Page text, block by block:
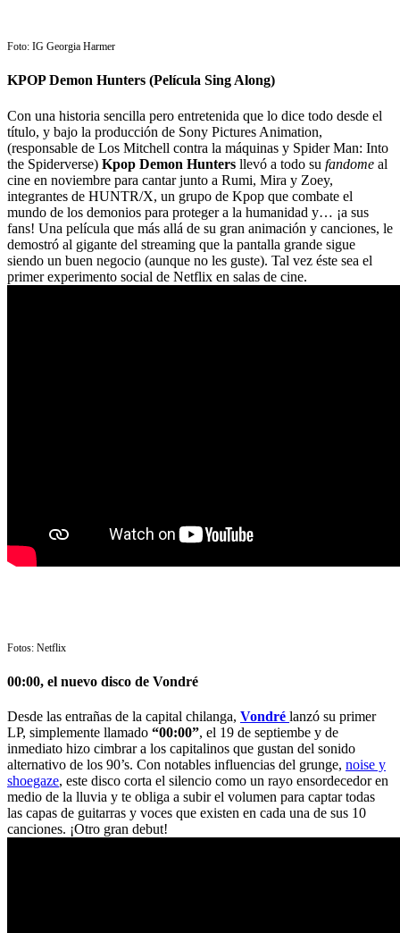
Foto: IG Georgia Harmer
KPOP Demon Hunters (Película Sing Along)
Con una historia sencilla pero entretenida que lo dice todo desde el
título, y bajo la producción de Sony Pictures Animation,
(responsable de Los Mitchell contra la máquinas y Spider Man: Into
the Spiderverse) Kpop Demon Hunters llevó a todo su fandome al
cine en noviembre para cantar junto a Rumi, Mira y Zoey,
integrantes de HUNTR/X, un grupo de Kpop que combate el
mundo de los demonios para proteger a la humanidad y… ¡a sus
fans! Una película que más allá de su gran animación y canciones, le
demostró al gigante del streaming que la pantalla grande sigue
siendo un buen negocio (aunque no les guste). Tal vez éste sea el
primer experimento social de Netflix en salas de cine.
Fotos: Netflix
00:00, el nuevo disco de Vondré
Desde las entrañas de la capital chilanga, Vondré lanzó su primer
LP, simplemente llamado “00:00”, el 19 de septiembe y de
inmediato hizo cimbrar a los capitalinos que gustan del sonido
alternativo de los 90’s. Con notables influencias del grunge, noise y
shoegaze, este disco corta el silencio como un rayo ensordecedor en
medio de la lluvia y te obliga a subir el volumen para captar todas
las capas de guitarras y voces que existen en cada una de sus 10
canciones. ¡Otro gran debut!